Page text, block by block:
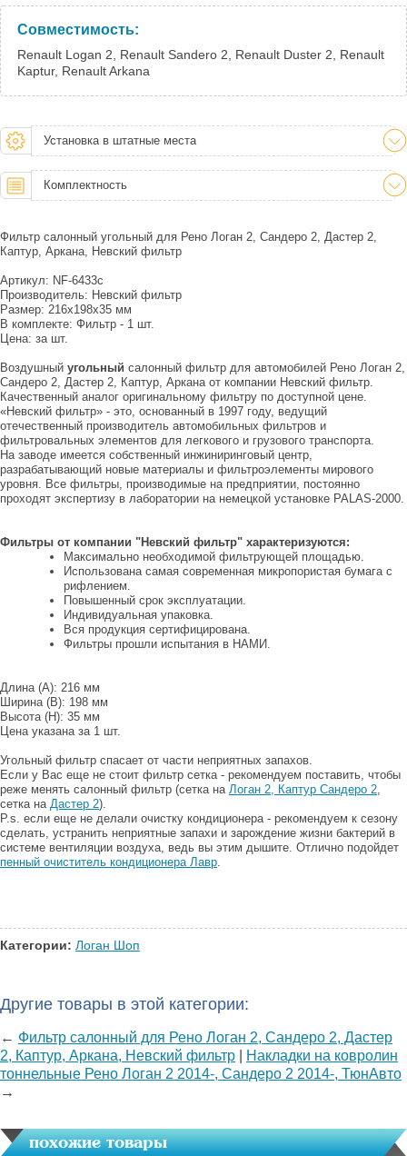
Совместимость:
Renault Logan 2, Renault Sandero 2, Renault Duster 2, Renault
Kaptur, Renault Arkana
Установка в штатные места
Комплектность
Фильтр салонный угольный для Рено Логан 2, Сандеро 2, Дастер 2,
Каптур, Аркана, Невский фильтр
Артикул: NF-6433c
Производитель: Невский фильтр
Размер: 216х198х35 мм
В комплекте: Фильтр - 1 шт.
Цена: за шт.
Воздушный угольный салонный фильтр для автомобилей Рено Логан 2,
Сандеро 2, Дастер 2, Каптур, Аркана от компании Невский фильтр.
Качественный аналог оригинальному фильтру по доступной цене.
«Невский фильтр» - это, основанный в 1997 году, ведущий
отечественный производитель автомобильных фильтров и
фильтровальных элементов для легкового и грузового транспорта.
На заводе имеется собственный инжиниринговый центр,
разрабатывающий новые материалы и фильтроэлементы мирового
уровня. Все фильтры, производимые на предприятии, постоянно
проходят экспертизу в лаборатории на немецкой установке PALAS-2000.
Фильтры от компании "Невский фильтр" характеризуются:
Максимально необходимой фильтрующей площадью.
Использована самая современная микропористая бумага с
рифлением.
Повышенный срок эксплуатации.
Индивидуальная упаковка.
Вся продукция сертифицирована.
Фильтры прошли испытания в НАМИ.
Длина (А): 216 мм
Ширина (В): 198 мм
Высота (Н): 35 мм
Цена указана за 1 шт.
Угольный фильтр спасает от части неприятных запахов.
Если у Вас еще не стоит фильтр сетка - рекомендуем поставить, чтобы
реже менять салонный фильтр (сетка на Логан 2, Каптур Сандеро 2
сетка на Дастер 2).
P.s. если еще не делали очистку кондиционера - рекомендуем к сезону
сделать, устранить неприятные запахи и зарождение жизни бактерий в
системе вентиляции воздуха, ведь вы этим дышите. Отлично подойдет
пенный очиститель кондиционера Лавр
Категории: Логан Шоп
Другие товары в этой категории:
← Фильтр салонный для Рено Логан 2, Сандеро 2, Дастер
2, Каптур, Аркана, Невский фильтр
Накладки на ковролин
тоннельные Рено Логан 2 2014-, Сандеро 2 2014-, ТюнАвто
→
похожие товары